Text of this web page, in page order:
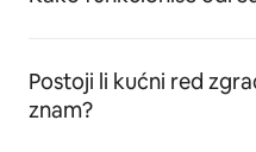
Postoji li kućni red
znam?